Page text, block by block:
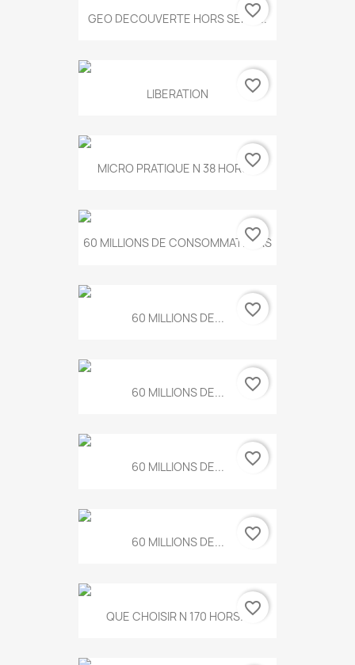
GEO DECOUVERTE HORS SERIE...
favorite_border
LIBERATION favorite_border
MICRO PRATIQUE N 38 HORS...
favorite_border
60 MILLIONS DE CONSOMMATEURS
favorite_border
60 MILLIONS DE... favorite_border
60 MILLIONS DE... favorite_border
60 MILLIONS DE... favorite_border
60 MILLIONS DE... favorite_border
QUE CHOISIR N 170 HORS...favorite_border